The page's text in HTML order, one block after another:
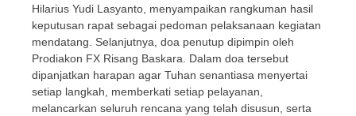
Hilarius Yudi Lasyanto, menyampaikan rangkuman hasil
keputusan rapat sebagai pedoman pelaksanaan kegiatan
mendatang. Selanjutnya, doa penutup dipimpin oleh
Prodiakon FX Risang Baskara. Dalam doa tersebut
dipanjatkan harapan agar Tuhan senantiasa menyertai
setiap langkah, memberkati setiap pelayanan,
melancarkan seluruh rencana yang telah disusun, serta